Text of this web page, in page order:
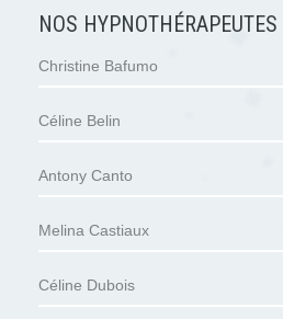
NOS HYPNOTHÉRAPEUTES
Christine Bafumo
Céline Belin
Antony Canto
Melina Castiaux
Céline Dubois